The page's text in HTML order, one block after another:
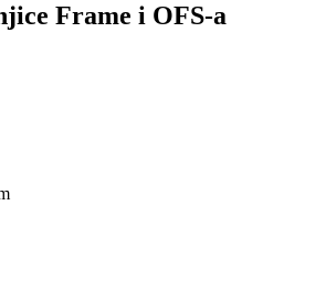
Frame i OFS-a